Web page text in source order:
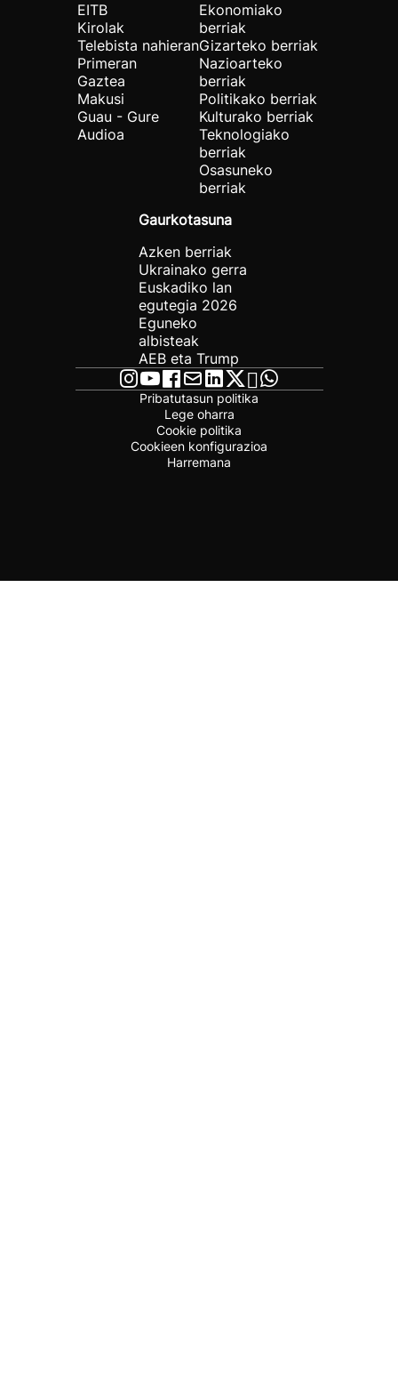
EITB
Kirolak
Telebista nahieran
Primeran
Gaztea
Makusi
Guau - Gure
Audioa
Ekonomiako
berriak
Gizarteko berriak
Nazioarteko
berriak
Politikako berriak
Kulturako berriak
Teknologiako
berriak
Osasuneko
berriak
Gaurkotasuna
Azken berriak
Ukrainako gerra
Euskadiko lan
egutegia 2026
Eguneko
albisteak
AEB eta Trump
Pribatutasun politika
Lege oharra
Cookie politika
Cookieen konfigurazioa
Harremana